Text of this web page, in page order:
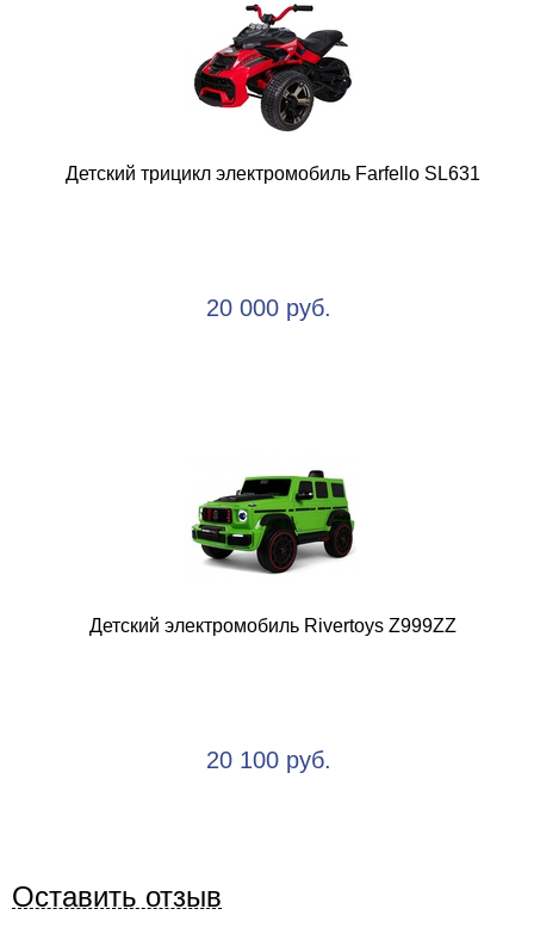
Детский трицикл электромобиль Farfello SL631
20 000 руб.
Детский электромобиль Rivertoys Z999ZZ
20 100 руб.
Оставить отзыв